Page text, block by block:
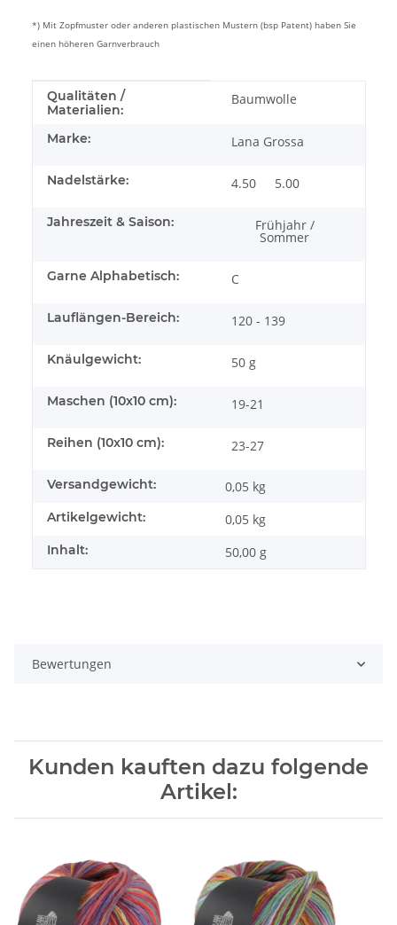
*) Mit Zopfmuster oder anderen plastischen Mustern (bsp Patent) haben Sie
einen höheren Garnverbrauch
Produkteigenschaft
Wert
Qualitäten /
Materialien:
Baumwolle
Marke: Lana Grossa
Nadelstärke: 4.50 5.00
Jahreszeit & Saison: Frühjahr /
Sommer
Garne Alphabetisch: C
Lauflängen-Bereich: 120 - 139
Knäulgewicht: 50 g
Maschen (10x10 cm): 19-21
Reihen (10x10 cm): 23-27
Versandgewicht: 0,05 kg
Artikelgewicht: 0,05 kg
Inhalt: 50,00 g
Bewertungen
Kunden kauften dazu folgende
Artikel: